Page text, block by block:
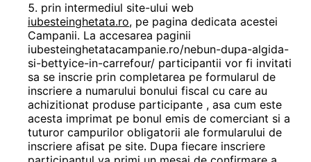
prin intermediul site-ului web
iubesteinghetata.ro, pe pagina dedicata acestei
Campanii. La accesarea paginii
iubesteinghetatacampanie.ro/nebun-dupa-algida-
si-bettyice-in-carrefour/ participantii vor fi invitati
sa se inscrie prin completarea pe formularul de
inscriere a numarului bonului fiscal cu care au
achizitionat produse participante , asa cum este
acesta imprimat pe bonul emis de comerciant si a
tuturor campurilor obligatorii ale formularului de
inscriere afisat pe site. Dupa fiecare inscriere